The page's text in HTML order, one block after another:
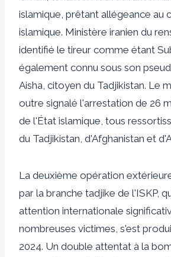
islamique, prêtant allégeance au
islamique. Ministère iranien du
identifié le tireur comme étant
également connu sous son
Aisha, citoyen du Tadjikistan. Le
outre signalé l'arrestation de 26
de l'État islamique, tous
du Tadjikistan, d'Afghanistan et
La deuxième opération
par la branche tadjike de l'ISKP,
attention internationale
nombreuses victimes, s'est
2024. Un double attentat à la